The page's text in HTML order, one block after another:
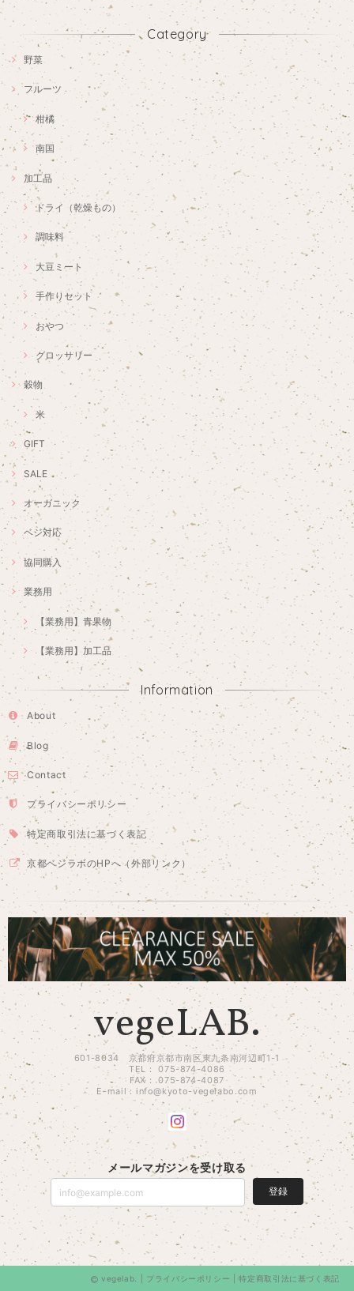
Category
野菜
フルーツ
柑橘
南国
加工品
ドライ（乾燥もの）
調味料
大豆ミート
手作りセット
おやつ
グロッサリー
穀物
米
GIFT
SALE
オーガニック
ベジ対応
協同購入
業務用
【業務用】青果物
【業務用】加工品
Information
About
Blog
Contact
プライバシーポリシー
特定商取引法に基づく表記
京都ベジラボのHPへ（外部リンク）
vegeLAB.
601-8034 京都府京都市南区東九条南河辺町1-1
TEL： 075-874-4086
FAX： 075-874-4087
E-mail： info@kyoto-vegelabo.com
メールマガジンを受け取る
登録
vegelab. | プライバシーポリシー |特定商取引法に基づく表記